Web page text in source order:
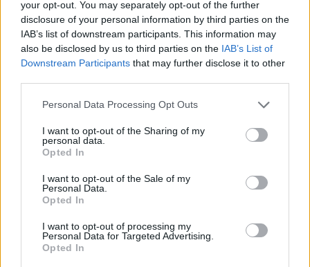
your opt-out. You may separately opt-out of the further
disclosure of your personal information by third parties on the
IAB’s list of downstream participants. This information may
also be disclosed by us to third parties on the IAB’s List of
Downstream Participants that may further disclose it to other
Personal Data Processing Opt Outs
I want to opt-out of the Sharing of my
personal data.
Opted In
I want to opt-out of the Sale of my
Personal Data.
Opted In
I want to opt-out of processing my
Personal Data for Targeted Advertising.
Opted In
Blaumut lidera el cartell musical de les
Festes
31 de juliol de 2026
30 de juliol de 2026
Amposta viurà unes festes amb més
de 200 actes i l’expectació per l’eclipsi